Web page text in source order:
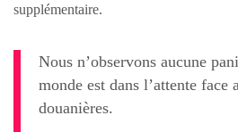
supplémentaire.
Nous n’observons aucune
monde est dans l’attente face
douanières.